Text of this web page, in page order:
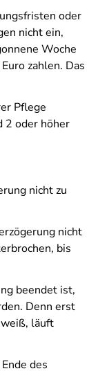
oder
nicht ein,
Woche
zahlen. Das
Pflege
2 oder höher
nicht zu
nicht
bis
beendet ist,
Denn erst
läuft
des